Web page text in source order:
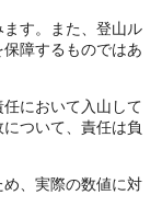
す。また、登山ル
障するものではあ
において入山して
ついて、責任は負
、実際の数値に対